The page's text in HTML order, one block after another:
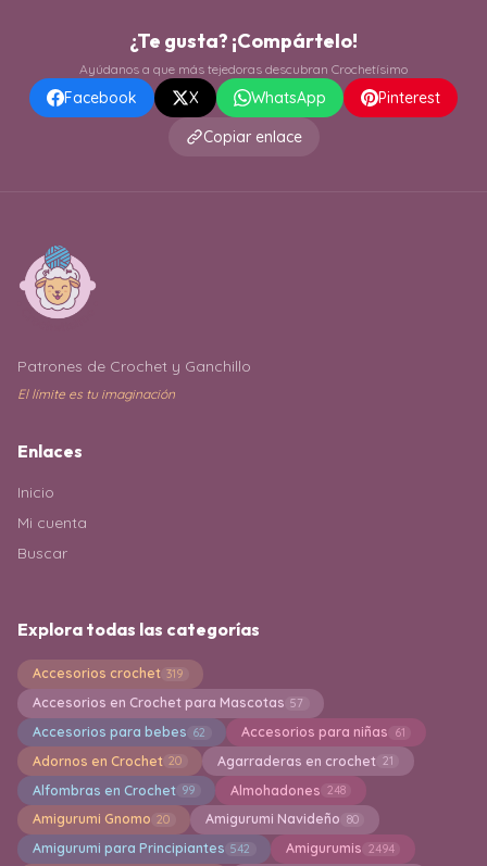
¿Te gusta? ¡Compártelo!
Ayúdanos a que más tejedoras descubran Crochetísimo
Facebook X WhatsApp
Pinterest
Copiar enlace
Patrones de Crochet y Ganchillo
El límite es tu imaginación
Enlaces
Inicio
Mi cuenta
Buscar
Explora todas las categorías
Accesorios crochet 319
Accesorios en Crochet para Mascotas 57
Accesorios para bebes 62 Accesorios para niñas 61
Adornos en Crochet 20 Agarraderas en crochet 21
Alfombras en Crochet 99 Almohadones 248
Amigurumi Gnomo 20 Amigurumi Navideño 80
Amigurumi para Principiantes 542 Amigurumis 2494